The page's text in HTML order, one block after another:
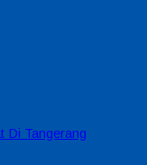
Di Tangerang